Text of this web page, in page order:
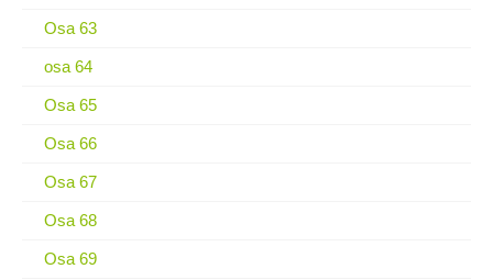
Osa 63
osa 64
Osa 65
Osa 66
Osa 67
Osa 68
Osa 69